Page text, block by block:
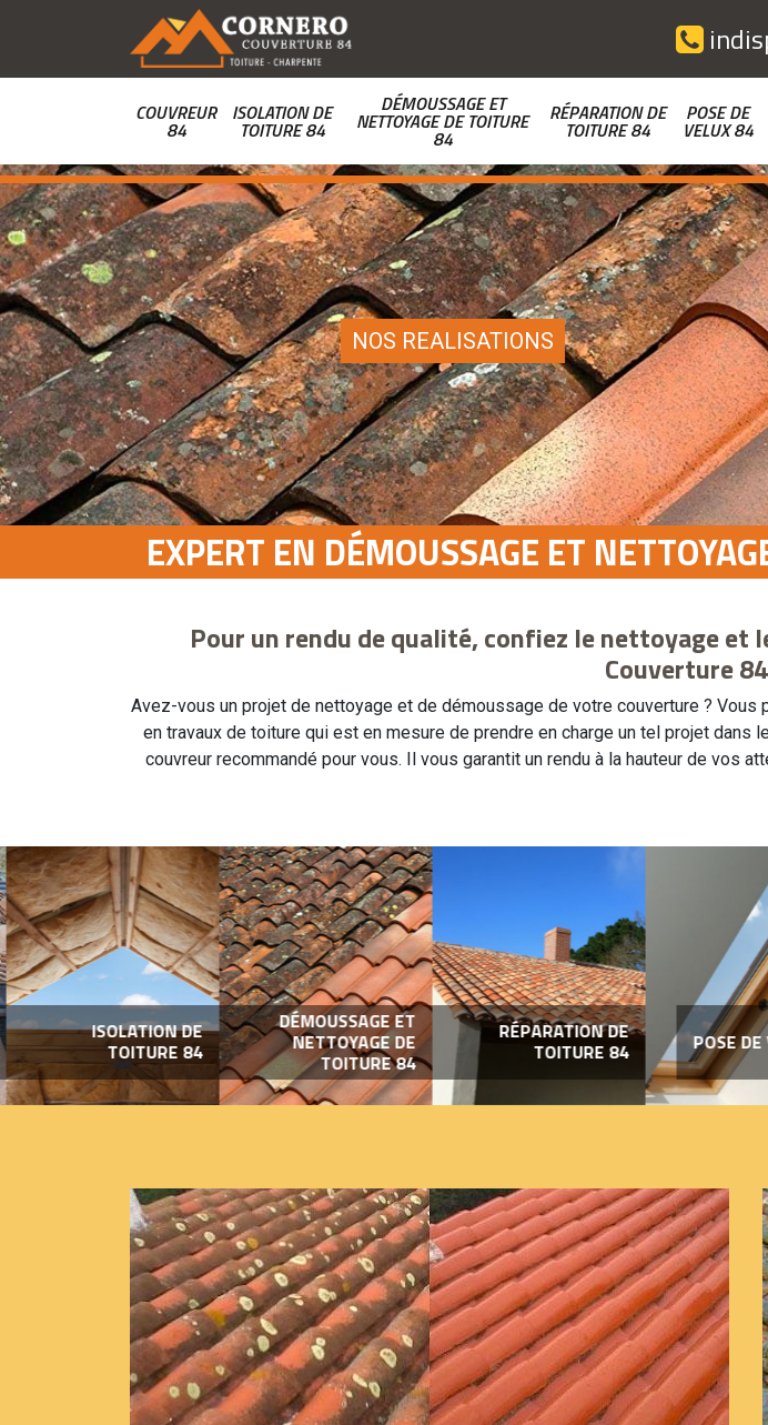
COUVREUR
84
ISOLATION DE
TOITURE 84
DÉMOUSSAGE ET
NETTOYAGE DE TOITURE
84
RÉPARATION DE
TOITURE 84
POSE DE
VELUX 84
NOS REALISATIONS
EXPERT EN DÉMOUSSAGE ET
Pour un rendu de qualité, confiez le nettoyage et
Couverture
Avez-vous un projet de nettoyage et de démoussage de votre couverture ? Vous
en travaux de toiture qui est en mesure de prendre en charge un tel projet
couvreur recommandé pour vous. Il vous garantit un rendu à la hauteur de
ISOLATION DE
TOITURE 84
DÉMOUSSAGE ET
NETTOYAGE DE
TOITURE 84
RÉPARATION DE
TOITURE 84 POSE DE